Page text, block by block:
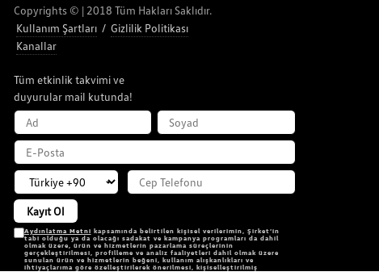
Copyrights © | 2018 Tüm Hakları Saklıdır.
Kullanım Şartları / Gizlilik Politikası
Kanallar
Tüm etkinlik takvimi ve
duyurular mail kutunda!
AD
SOYAD
E-POSTA
Kayıt Ol
Aydınlatma Metni kapsamında belirtilen kişisel verilerimin, Şirket’in
tabi olduğu ya da olacağı sadakat ve kampanya programları da dahil
olmak üzere, ürün ve hizmetlerin pazarlama süreçlerinin
gerçekleştirilmesi, profilleme ve analiz faaliyetleri dahil olmak üzere
sunulan ürün ve hizmetlerin beğeni, kullanım alışkanlıkları ve
ihtiyaçlarıma göre özelleştirilerek önerilmesi, kişiselleştirilmiş